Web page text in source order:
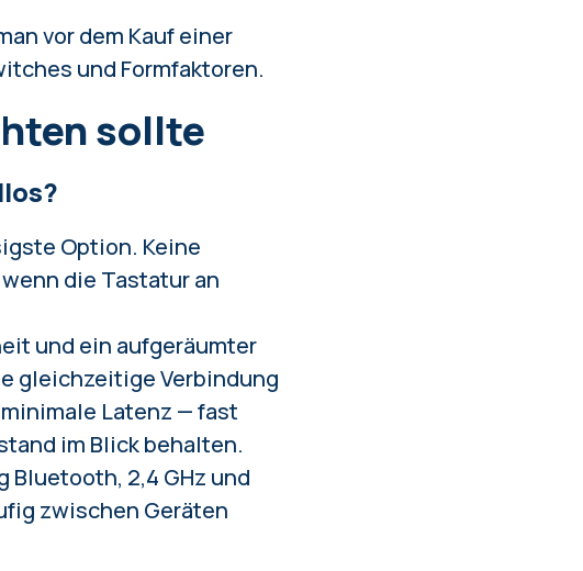
vor dem Kauf einer
und Formfaktoren.
sollte
Option. Keine
die Tastatur an
und ein aufgeräumter
gleichzeitige Verbindung
Latenz — fast
im Blick behalten.
2,4 GHz und
zwischen Geräten